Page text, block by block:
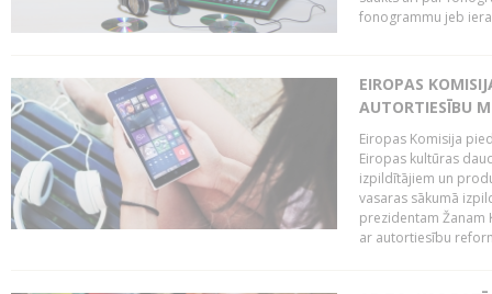
fonogrammu jeb
EIROPAS
AUTORTIESĪBU
Eiropas Komisija
Eiropas kultūras
izpildītājiem un
vasaras sākumā
prezidentam Žanam
ar autortiesību